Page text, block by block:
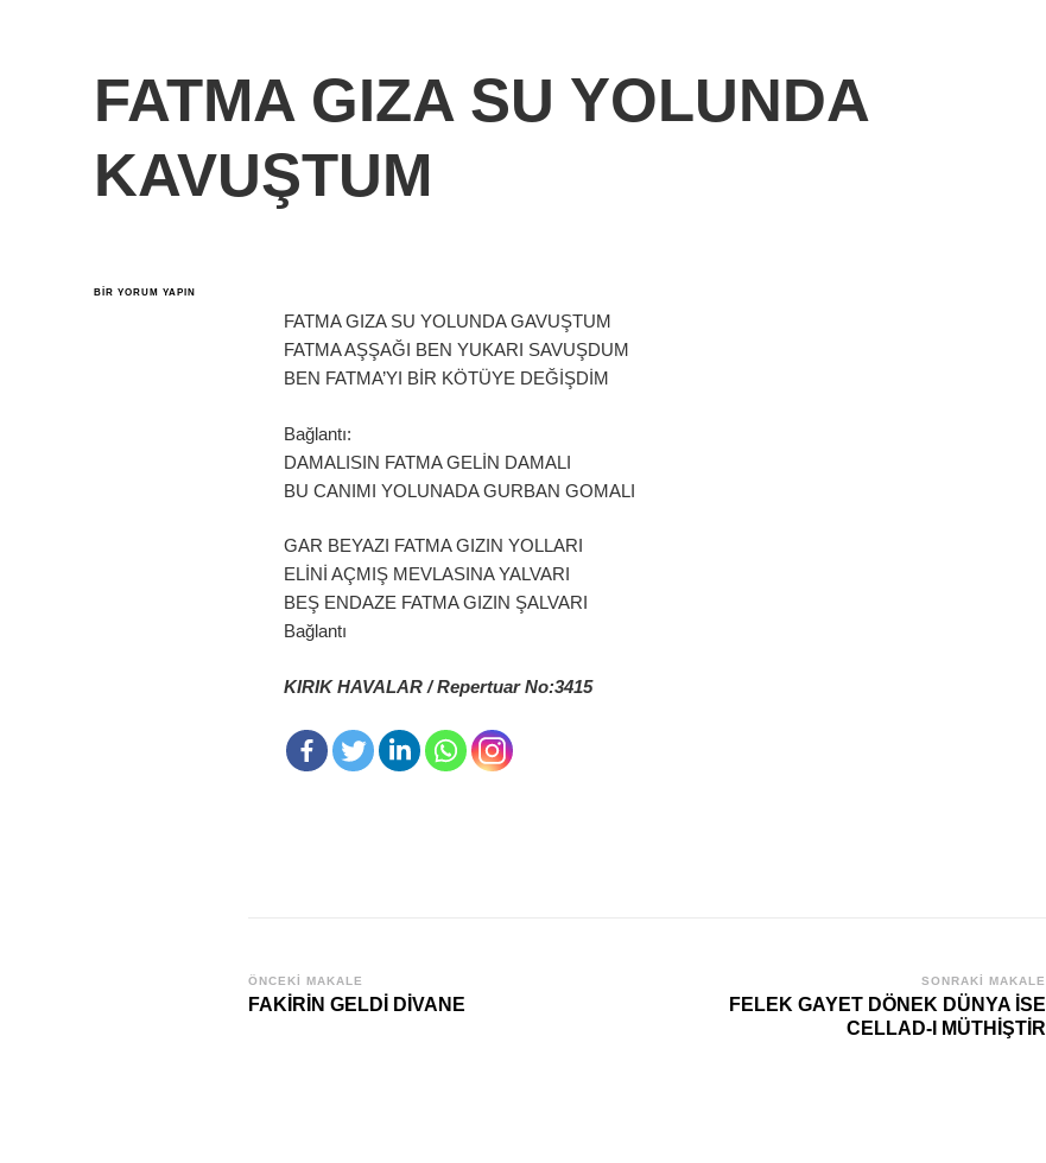
FATMA GIZA SU YOLUNDA
KAVUŞTUM
FATMA
BIR YORUM YAPIN
FATMA GIZA SU YOLUNDA GAVUŞTUM
FATMA AŞŞAĞI BEN YUKARI SAVUŞDUM
BEN FATMA’YI BİR KÖTÜYE DEĞİŞDİM
Bağlantı:
DAMALISIN FATMA GELİN DAMALI
BU CANIMI YOLUNADA GURBAN GOMALI
GAR BEYAZI FATMA GIZIN YOLLARI
ELİNİ AÇMIŞ MEVLASINA YALVARI
BEŞ ENDAZE FATMA GIZIN ŞALVARI
Bağlantı
KIRIK HAVALAR / Repertuar No:3415
Yazı
dolaşımı
ÖNCEKI MAKALE
FAKİRİN GELDİ DİVANE
SONRAKI MAKALE
FELEK GAYET DÖNEK DÜNYA İSE
CELLAD-I MÜTHİŞTİR